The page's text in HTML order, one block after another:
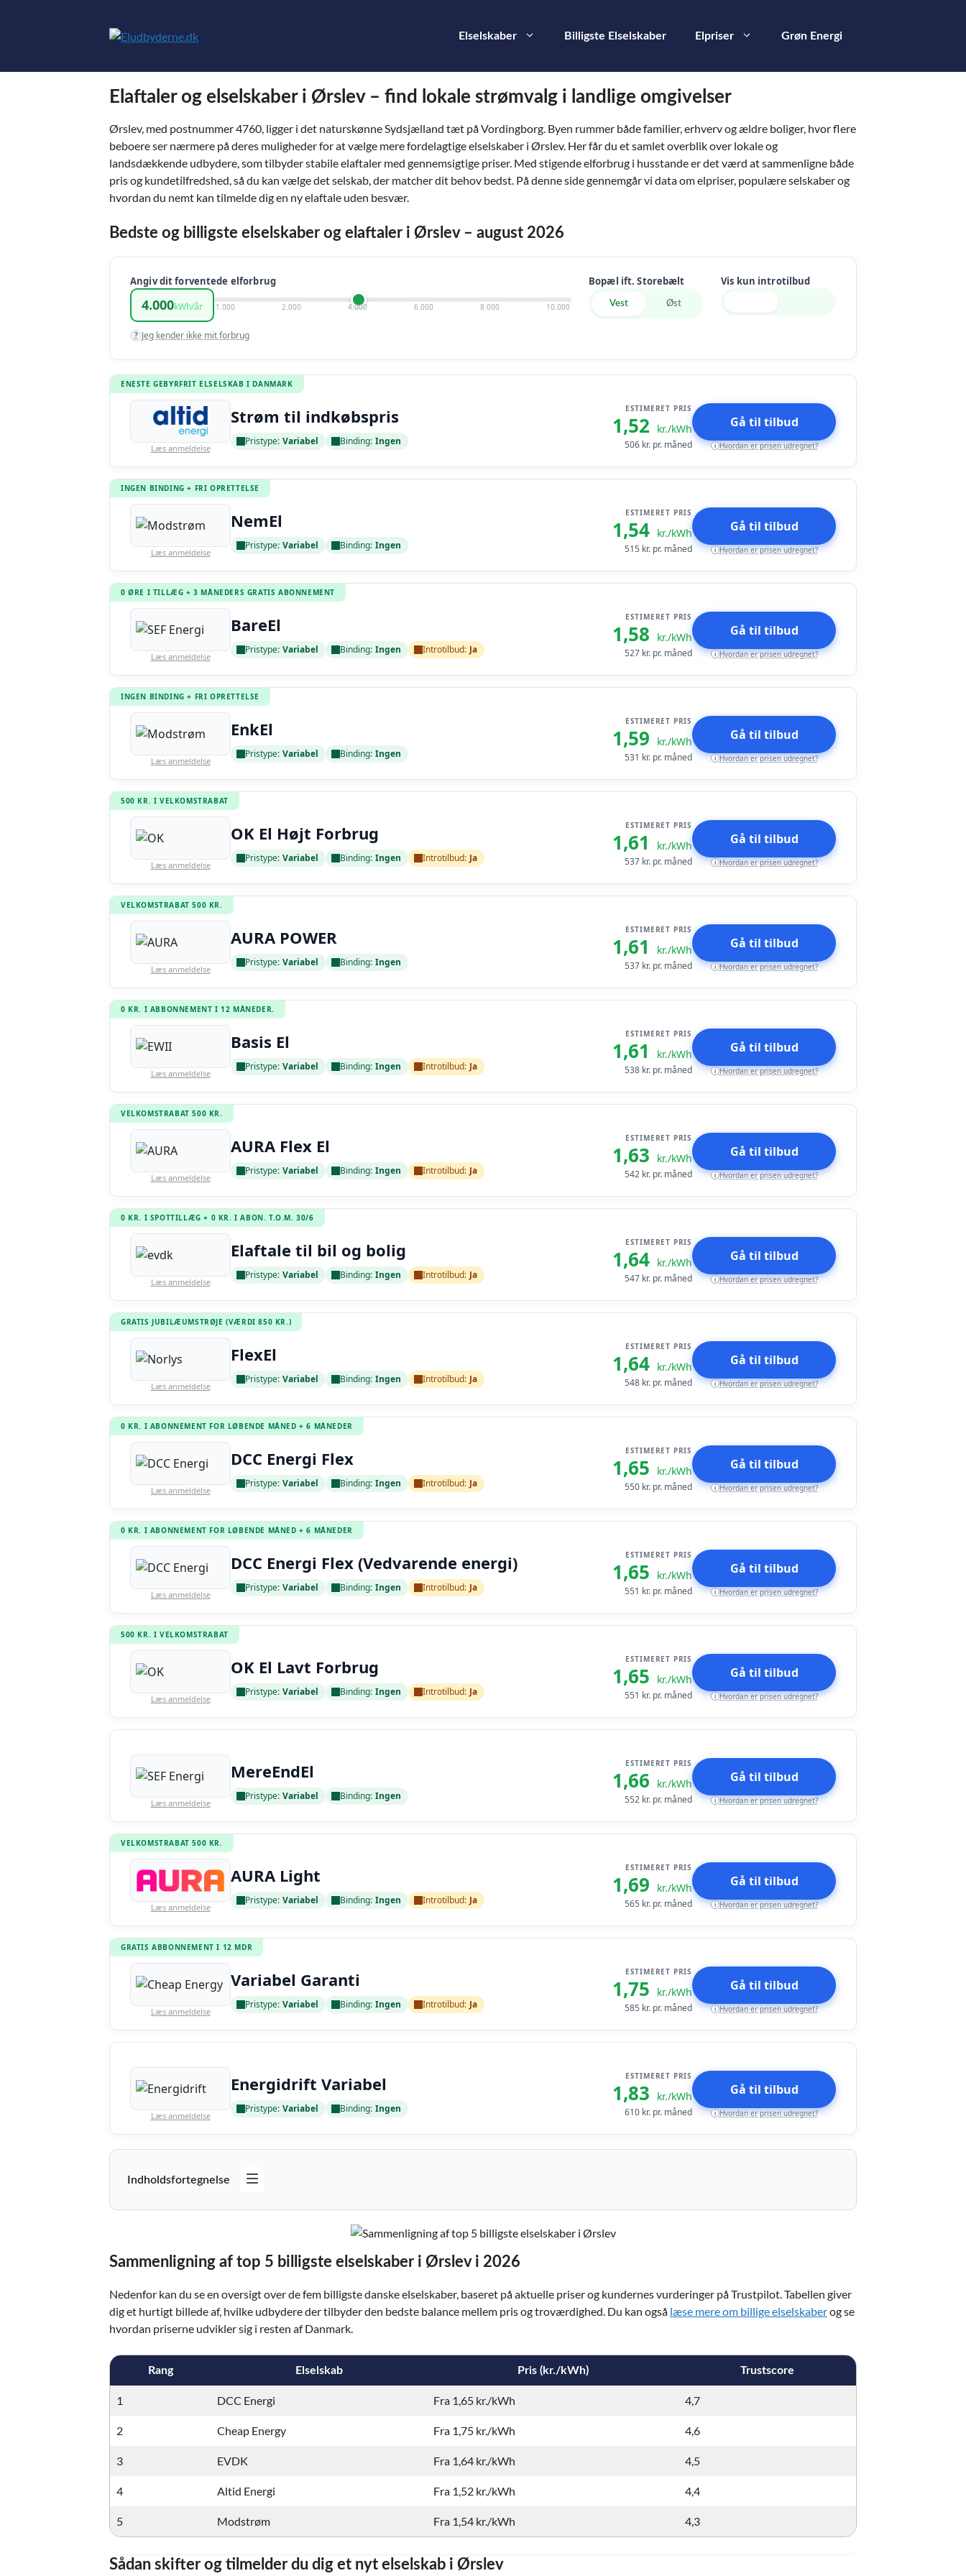
Elselskaber Billigste Elselskaber Elpriser Grøn Energi
Elaftaler og elselskaber i Ørslev – find lokale strømvalg i landlige omgivelser
Ørslev, med postnummer 4760, ligger i det naturskønne Sydsjælland tæt på Vordingborg. Byen rummer både familier, erhverv og ældre boliger, hvor flere
beboere ser nærmere på deres muligheder for at vælge mere fordelagtige elselskaber i Ørslev. Her får du et samlet overblik over lokale og
landsdækkende udbydere, som tilbyder stabile elaftaler med gennemsigtige priser. Med stigende elforbrug i husstande er det værd at sammenligne både
pris og kundetilfredshed, så du kan vælge det selskab, der matcher dit behov bedst. På denne side gennemgår vi data om elpriser, populære selskaber og
hvordan du nemt kan tilmelde dig en ny elaftale uden besvær.
Bedste og billigste elselskaber og elaftaler i Ørslev – august 2026
Angiv dit forventede elforbrug
4.000kWh/år 1.000 2.000 4.000 6.000 8.000 10.000
? Jeg kender ikke mit forbrug
Bopæl ift. Storebælt
Vest Øst
Vis kun introtilbud
ENESTE GEBYRFRIT ELSELSKAB I DANMARK
Læs anmeldelse
Strøm til indkøbspris
Pristype: Variabel Binding: Ingen
ESTIMERET PRIS
1,52 kr./kWh
506 kr. pr. måned
Gå til tilbud
i Hvordan er prisen udregnet?
INGEN BINDING + FRI OPRETTELSE
Læs anmeldelse
NemEl
Pristype: Variabel Binding: Ingen
ESTIMERET PRIS
1,54 kr./kWh
515 kr. pr. måned
Gå til tilbud
i Hvordan er prisen udregnet?
0 ØRE I TILLÆG + 3 MÅNEDERS GRATIS ABONNEMENT
Læs anmeldelse
BareEl
Pristype: Variabel Binding: Ingen Introtilbud: Ja
ESTIMERET PRIS
1,58 kr./kWh
527 kr. pr. måned
Gå til tilbud
i Hvordan er prisen udregnet?
INGEN BINDING + FRI OPRETTELSE
Læs anmeldelse
EnkEl
Pristype: Variabel Binding: Ingen
ESTIMERET PRIS
1,59 kr./kWh
531 kr. pr. måned
Gå til tilbud
i Hvordan er prisen udregnet?
500 KR. I VELKOMSTRABAT
Læs anmeldelse
OK El Højt Forbrug
Pristype: Variabel Binding: Ingen Introtilbud: Ja
ESTIMERET PRIS
1,61 kr./kWh
537 kr. pr. måned
Gå til tilbud
i Hvordan er prisen udregnet?
VELKOMSTRABAT 500 KR.
Læs anmeldelse
AURA POWER
Pristype: Variabel Binding: Ingen
ESTIMERET PRIS
1,61 kr./kWh
537 kr. pr. måned
Gå til tilbud
i Hvordan er prisen udregnet?
0 KR. I ABBONNEMENT I 12 MÅNEDER.
Læs anmeldelse
Basis El
Pristype: Variabel Binding: Ingen Introtilbud: Ja
ESTIMERET PRIS
1,61 kr./kWh
538 kr. pr. måned
Gå til tilbud
i Hvordan er prisen udregnet?
VELKOMSTRABAT 500 KR.
Læs anmeldelse
AURA Flex El
Pristype: Variabel Binding: Ingen Introtilbud: Ja
ESTIMERET PRIS
1,63 kr./kWh
542 kr. pr. måned
Gå til tilbud
i Hvordan er prisen udregnet?
0 KR. I SPOTTILLÆG + 0 KR. I ABON. T.O.M. 30/6
Læs anmeldelse
Elaftale til bil og bolig
Pristype: Variabel Binding: Ingen Introtilbud: Ja
ESTIMERET PRIS
1,64 kr./kWh
547 kr. pr. måned
Gå til tilbud
i Hvordan er prisen udregnet?
GRATIS JUBILÆUMSTRØJE (VÆRDI 850 KR.)
Læs anmeldelse
FlexEl
Pristype: Variabel Binding: Ingen Introtilbud: Ja
ESTIMERET PRIS
1,64 kr./kWh
548 kr. pr. måned
Gå til tilbud
i Hvordan er prisen udregnet?
0 KR. I ABONNEMENT FOR LØBENDE MÅNED + 6 MÅNEDER
Læs anmeldelse
DCC Energi Flex
Pristype: Variabel Binding: Ingen Introtilbud: Ja
ESTIMERET PRIS
1,65 kr./kWh
550 kr. pr. måned
Gå til tilbud
i Hvordan er prisen udregnet?
0 KR. I ABONNEMENT FOR LØBENDE MÅNED + 6 MÅNEDER
Læs anmeldelse
DCC Energi Flex (Vedvarende energi)
Pristype: Variabel Binding: Ingen Introtilbud: Ja
ESTIMERET PRIS
1,65 kr./kWh
551 kr. pr. måned
Gå til tilbud
i Hvordan er prisen udregnet?
500 KR. I VELKOMSTRABAT
Læs anmeldelse
OK El Lavt Forbrug
Pristype: Variabel Binding: Ingen Introtilbud: Ja
ESTIMERET PRIS
1,65 kr./kWh
551 kr. pr. måned
Gå til tilbud
i Hvordan er prisen udregnet?
Læs anmeldelse
MereEndEl
Pristype: Variabel Binding: Ingen
ESTIMERET PRIS
1,66 kr./kWh
552 kr. pr. måned
Gå til tilbud
i Hvordan er prisen udregnet?
VELKOMSTRABAT 500 KR.
Læs anmeldelse
AURA Light
Pristype: Variabel Binding: Ingen Introtilbud: Ja
ESTIMERET PRIS
1,69 kr./kWh
565 kr. pr. måned
Gå til tilbud
i Hvordan er prisen udregnet?
GRATIS ABBONNEMENT I 12 MDR
Læs anmeldelse
Variabel Garanti
Pristype: Variabel Binding: Ingen Introtilbud: Ja
ESTIMERET PRIS
1,75 kr./kWh
585 kr. pr. måned
Gå til tilbud
i Hvordan er prisen udregnet?
Læs anmeldelse
Energidrift Variabel
Pristype: Variabel Binding: Ingen
ESTIMERET PRIS
1,83 kr./kWh
610 kr. pr. måned
Gå til tilbud
i Hvordan er prisen udregnet?
Indholdsfortegnelse
Sammenligning af top 5 billigste elselskaber i Ørslev i 2026
Nedenfor kan du se en oversigt over de fem billigste danske elselskaber, baseret på aktuelle priser og kundernes vurderinger på Trustpilot. Tabellen giver
dig et hurtigt billede af, hvilke udbydere der tilbyder den bedste balance mellem pris og troværdighed. Du kan også læse mere om billige elselskaberog se
hvordan priserne udvikler sig i resten af Danmark.
Rang Elselskab Pris (kr./kWh) Trustscore
1 DCC Energi Fra 1,65 kr./kWh 4,7
2 Cheap Energy Fra 1,75 kr./kWh 4,6
3 EVDK Fra 1,64 kr./kWh 4,5
4 Altid Energi Fra 1,52 kr./kWh 4,4
5 Modstrøm Fra 1,54 kr./kWh 4,3
Sådan skifter og tilmelder du dig et nyt elselskab i Ørslev